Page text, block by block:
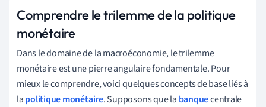
Comprendre le trilemme de la politique
monétaire
Dans le domaine de la macroéconomie, le trilemme
monétaire est une pierre angulaire fondamentale. Pour
mieux le comprendre, voici quelques concepts de base liés à
lapolitique monétaire. Supposons que la banquecentrale